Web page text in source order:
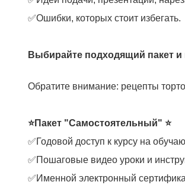
✅Ошибки, которых стоит избегать.
Выбирайте подходящий пакет
Обратите внимание: рецепты
⭐Пакет "Самостоятельный" ⭐
✅Годовой доступ к курсу на
✅Пошаговые видео уроки и
✅Именной электронный